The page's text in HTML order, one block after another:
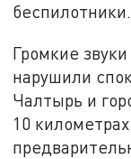
беспилотники.
Громкие
нарушили
Чалтырь и
10